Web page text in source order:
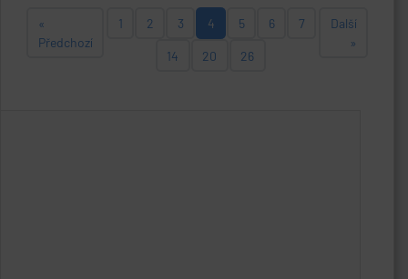
«
Předchozí
1 2 3 4 5 6 7
14 20 26
Další
»